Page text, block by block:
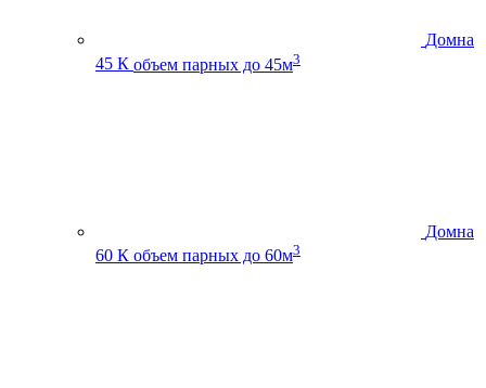
Домна
45 К объем парных до 45м3
Домна
60 К объем парных до 60м3